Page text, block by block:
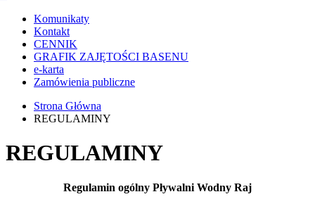
Komunikaty
Kontakt
CENNIK
GRAFIK ZAJĘTOŚCI BASENU
e-karta
Zamówienia publiczne
Strona Główna
REGULAMINY
REGULAMINY
Regulamin ogólny Pływalni Wodny Raj